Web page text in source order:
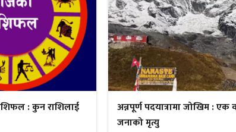
: कुन राशिलाई
अन्नपूर्ण पदयात्रामा जोखिम : एक
जनाको मृत्यु